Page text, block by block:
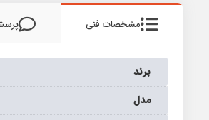
مشخصات فنی
برند
مدل